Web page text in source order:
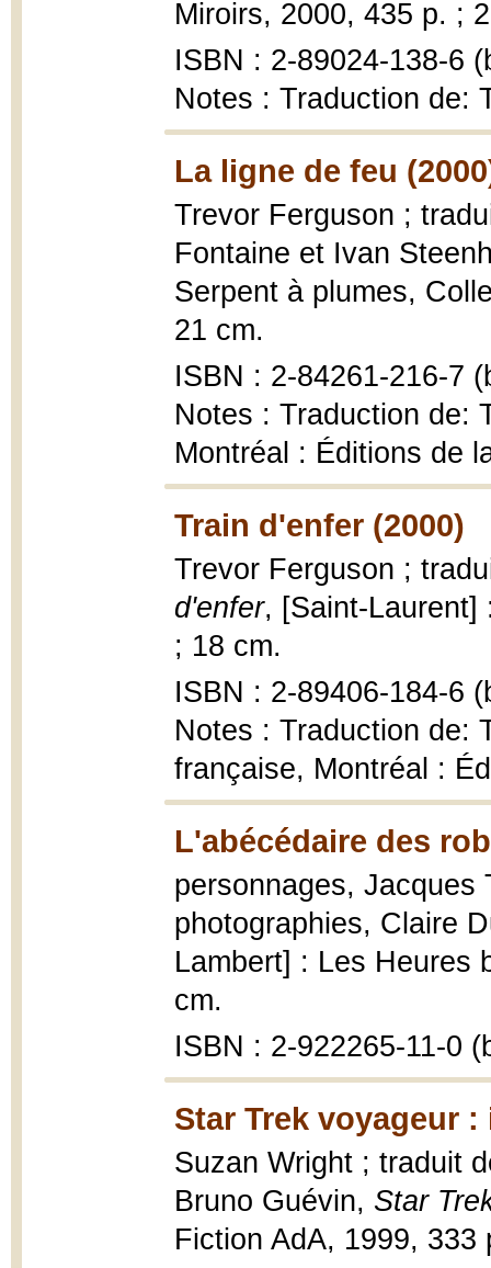
Miroirs, 2000, 435 p. ;
ISBN : 2-89024-138-6
Notes : Traduction de:
La ligne de feu
Trevor Ferguson ;
Fontaine et Ivan
Serpent à plumes,
21 cm.
ISBN : 2-84261-216-7
Notes : Traduction de:
Montréal : Éditions de
Train d'enfer (2000)
Trevor Ferguson ;
d'enfer, [Saint-Laurent]
; 18 cm.
ISBN : 2-89406-184-6
Notes : Traduction de:
française, Montréal :
L'abécédaire des
personnages, Jacques
photographies, Claire
Lambert] : Les Heures
cm.
ISBN : 2-922265-11-0
Star Trek voyageur
Suzan Wright ; traduit
Bruno Guévin, Star
Fiction AdA, 1999, 333